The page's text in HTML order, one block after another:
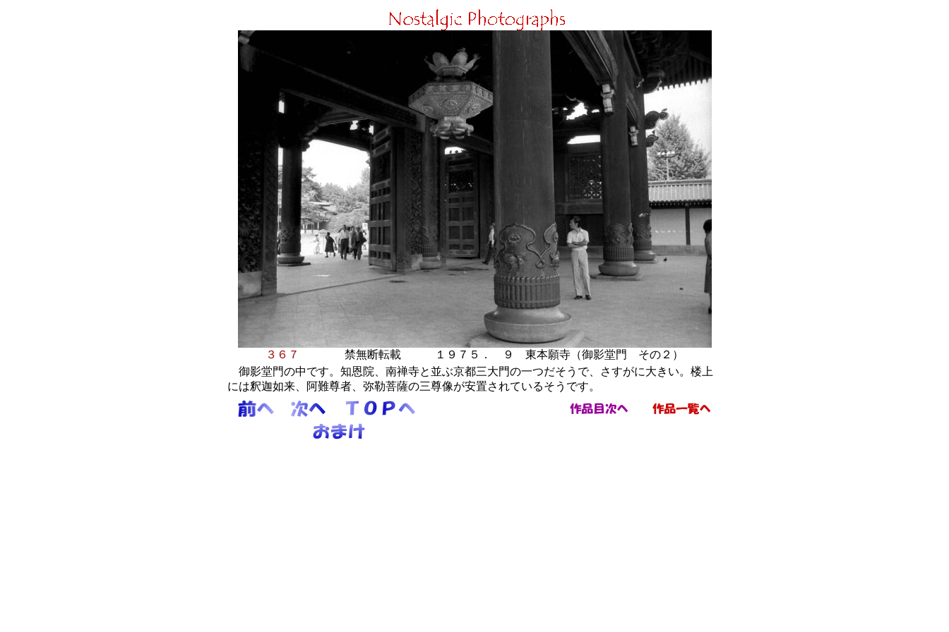
３６７ 禁無断転載 １９７５． ９ 東本願寺（御影堂門 その２ ）
御影堂門の中です。知恩院、南禅寺と並ぶ京都三大門の一つだそうで、さすがに大きい。楼上
には釈迦如来、阿難尊者、弥勒菩薩の三尊像が安置されているそうです。